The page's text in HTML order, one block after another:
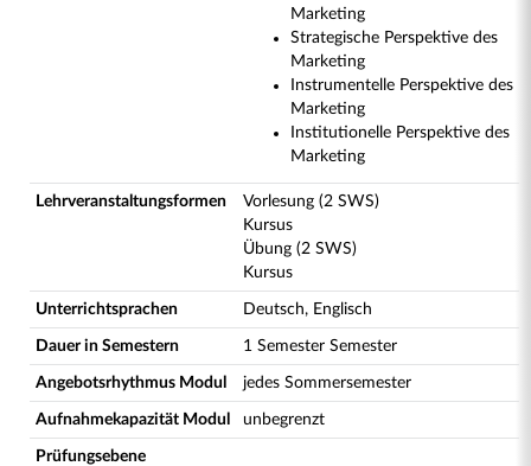
Marketing
Strategische Perspektive des
Marketing
Instrumentelle Perspektive des
Marketing
Institutionelle Perspektive des
Marketing
Lehrveranstaltungsformen
Vorlesung (2 SWS)
Kursus
Übung (2 SWS)
Kursus
Unterrichtsprachen Deutsch, Englisch
Dauer in Semestern 1 Semester Semester
Angebotsrhythmus Modul jedes Sommersemester
Aufnahmekapazität Modul unbegrenzt
Prüfungsebene